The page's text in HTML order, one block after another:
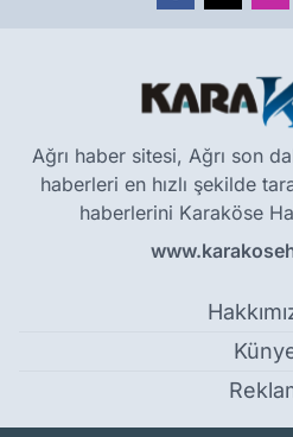
Ağrı haber sitesi, Ağrı son
haberleri en hızlı şekilde
haberlerini Karaköse